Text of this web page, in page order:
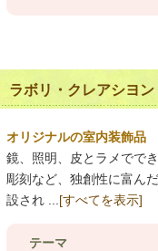
ラボリ・クレアシヨ
オリジナルの室内装飾品
鏡、照明、皮とラメでで
彫刻など、独創性に富ん
設され ...[すべてを表示]
テーマ